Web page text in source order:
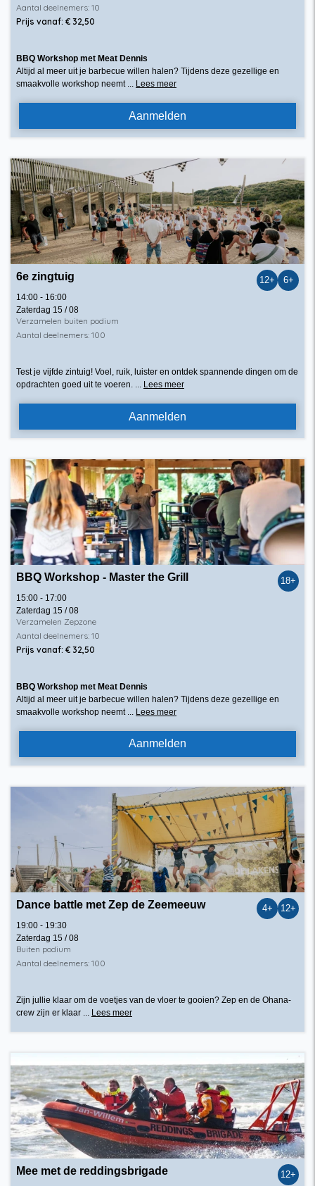
Aantal deelnemers: 10
Prijs vanaf: € 32,50
BBQ Workshop met Meat Dennis
Altijd al meer uit je barbecue willen halen? Tijdens deze gezellige en
smaakvolle workshop neemt ... Lees meer
Aanmelden
6e zingtuig
14:00 - 16:00
Zaterdag 15 / 08
Verzamelen buiten podium
Aantal deelnemers: 100
12+ 6+
Test je vijfde zintuig! Voel, ruik, luister en ontdek spannende dingen om de
opdrachten goed uit te voeren. ... Lees meer
Aanmelden
BBQ Workshop - Master the Grill
15:00 - 17:00
Zaterdag 15 / 08
Verzamelen Zepzone
Aantal deelnemers: 10
Prijs vanaf: € 32,50
18+
BBQ Workshop met Meat Dennis
Altijd al meer uit je barbecue willen halen? Tijdens deze gezellige en
smaakvolle workshop neemt ... Lees meer
Aanmelden
Dance battle met Zep de Zeemeeuw
19:00 - 19:30
Zaterdag 15 / 08
Buiten podium
Aantal deelnemers: 100
4+ 12+
Zijn jullie klaar om de voetjes van de vloer te gooien? Zep en de Ohana-
crew zijn er klaar ... Lees meer
Mee met de reddingsbrigade 12+